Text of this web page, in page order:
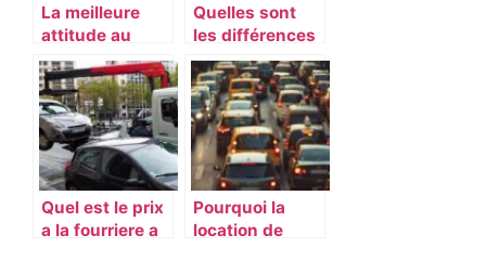
La meilleure
attitude au
volant d’une
voiture
Quelles sont
les différences
entre LLD et
LOA ?
Quel est le prix
a la fourriere a
Pourquoi la
location de